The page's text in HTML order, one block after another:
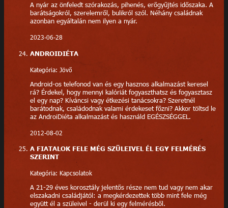
A nyár az önfeledt szórakozás, pihenés, erőgyűjtés időszaka. A
barátságokról, szerelemről, bulikról szól. Néhány családnak
azonban egyáltalán nem ilyen a nyár.
2023-06-28
ANDROIDIÉTA
Kategória: Jövő
Android-os telefonod van és egy hasznos alkalmazást keresel
rá? Érdekel, hogy mennyi kalóriát fogyaszthatsz és fogyasztasz
el egy nap? Kíváncsi vagy étkezési tanácsokra? Szeretnél
barátodnak, családodnak valami érdekeset főzni? Akkor töltsd le
az AndroiDiéta alkalmazást és használd EGÉSZSÉGGEL.
2012-08-02
A FIATALOK FELE MÉG SZÜLEIVEL ÉL EGY FELMÉRÉS
SZERINT
Kategória: Kapcsolatok
A 21-29 éves korosztály jelentős része nem tud vagy nem akar
elszakadni családjától: a megkérdezettek több mint fele még
együtt él a szüleivel - derül ki egy felmérésből.